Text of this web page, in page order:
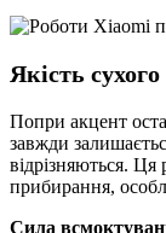
Якість
Попри акцент
завжди
відрізняються. Ця
прибирання,
Сила